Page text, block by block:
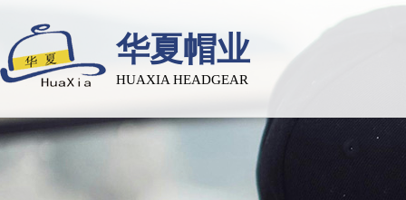
华夏帽业
HUAXIA HEADGEAR